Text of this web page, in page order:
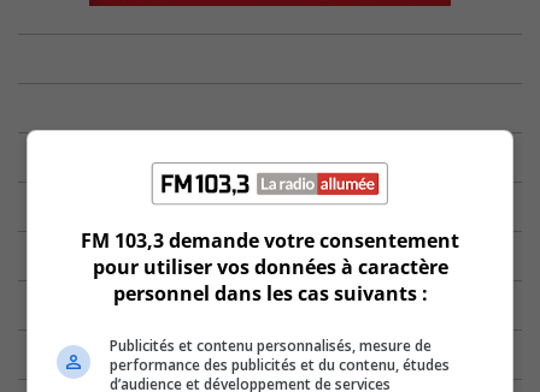
FM 103,3 demande votre consentement
pour utiliser vos données à caractère
personnel dans les cas suivants :
Publicités et contenu personnalisés, mesure de
performance des publicités et du contenu, études
d’audience et développement de services